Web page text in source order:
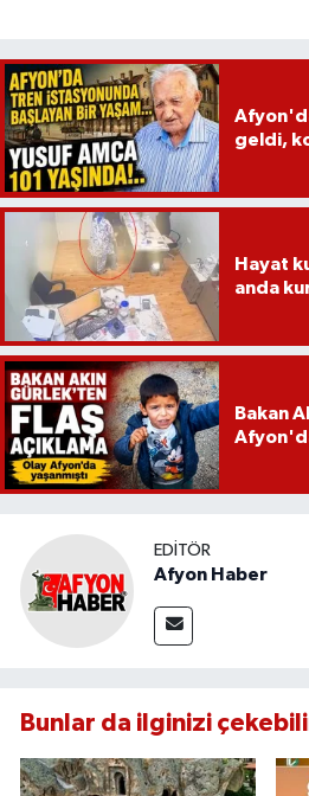
geldi,
Hayat
anda
Bakan
EDITÖR
Afyon Haber
Bunlar da ilginizi